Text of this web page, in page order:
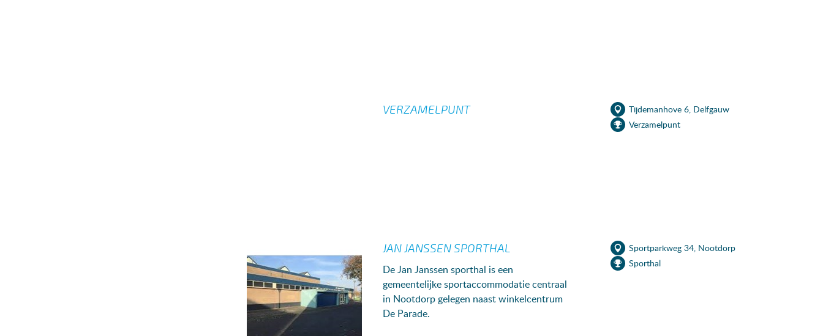
VERZAMELPUNT
Tijdemanhove 6, Delfgauw
Verzamelpunt
JAN JANSSEN SPORTHAL
De Jan Janssen sporthal is een
gemeentelijke sportaccommodatie centraal
in Nootdorp gelegen naast winkelcentrum
De Parade.
Sportparkweg 34, Nootdorp
Sporthal